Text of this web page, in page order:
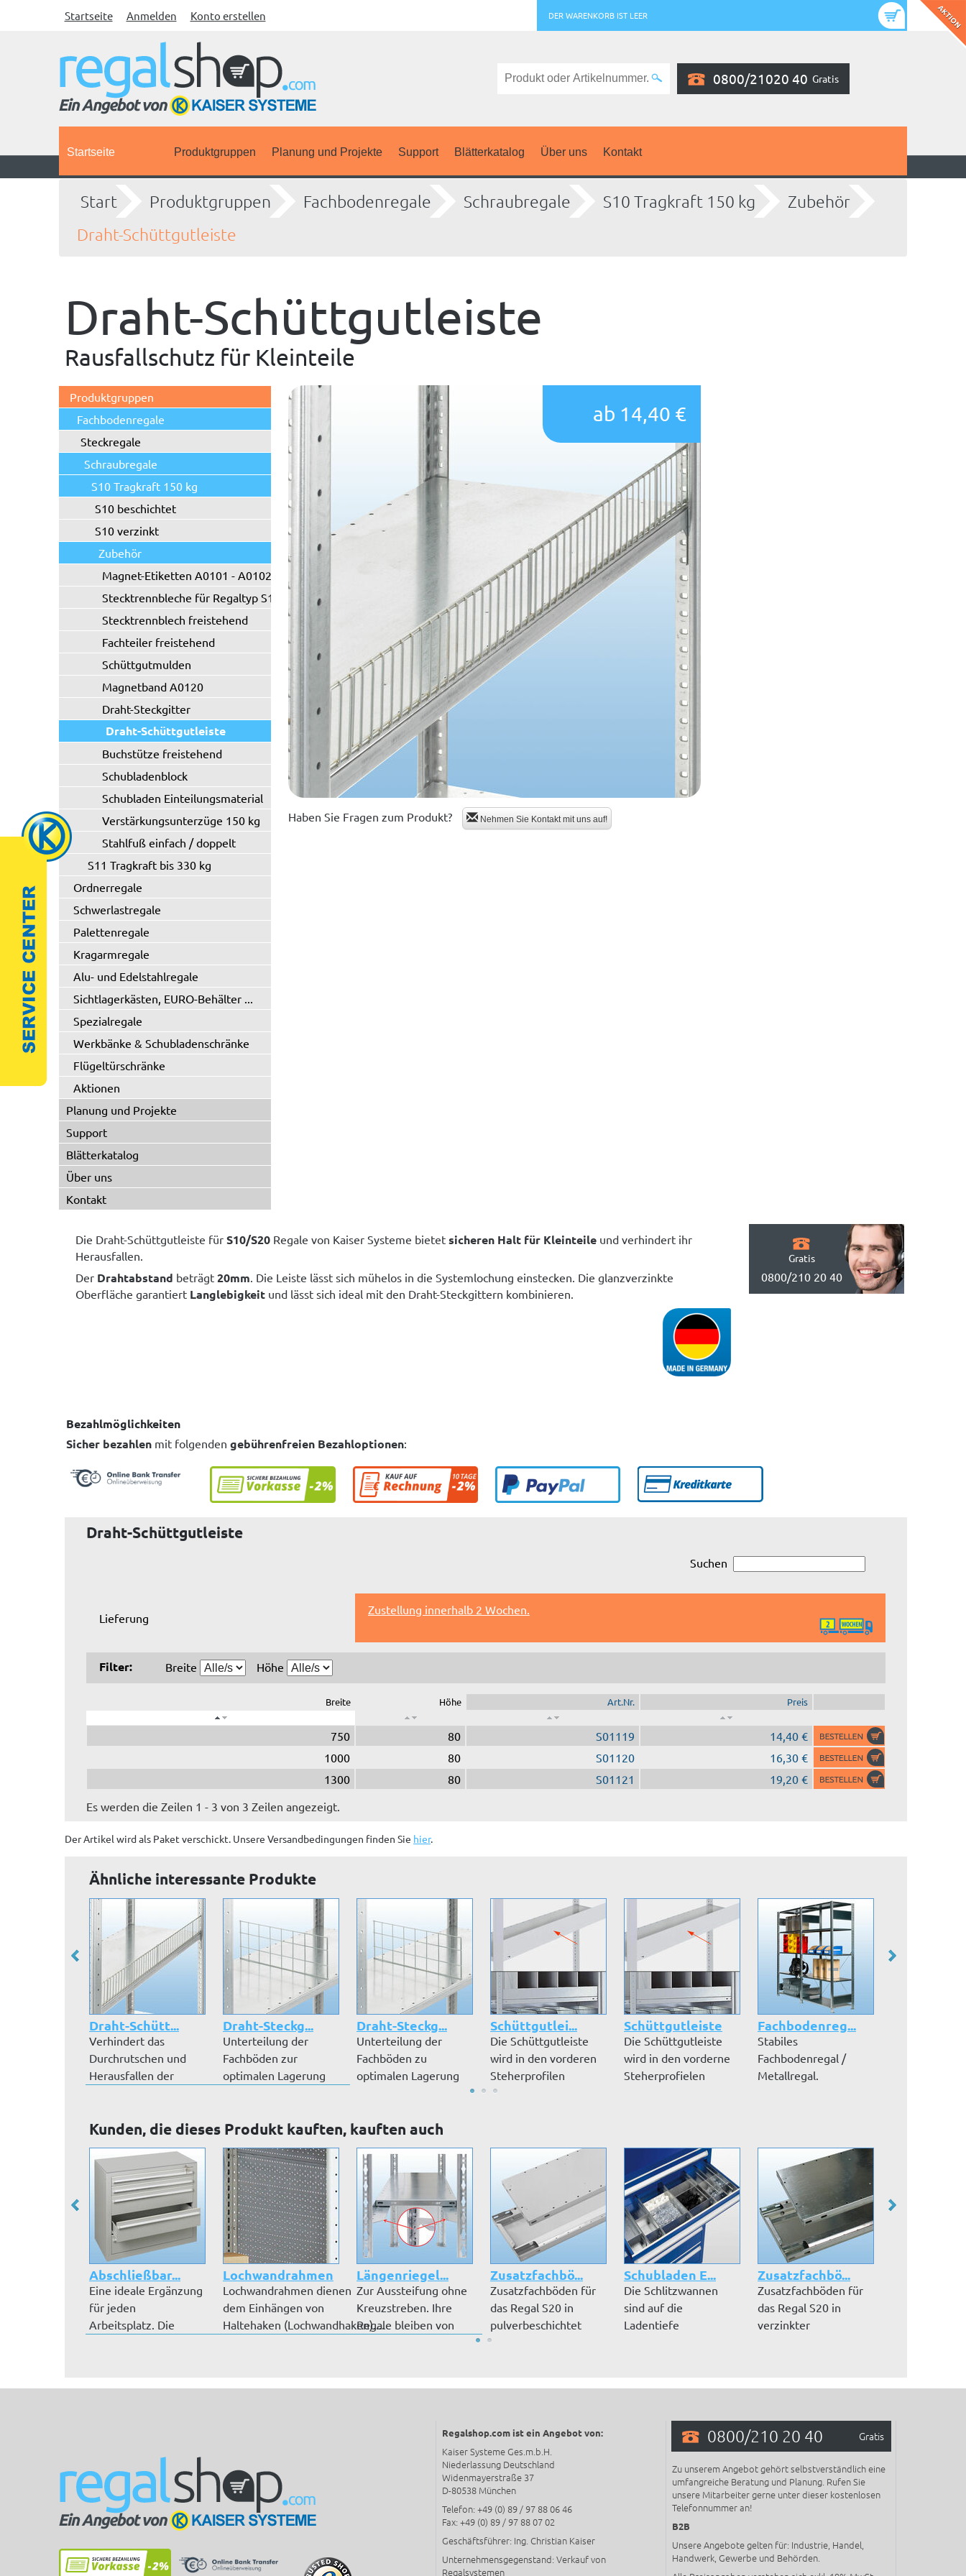
Startseite Anmelden Konto erstellen DER WARENKORB IST LEER
0800/21020 40 Gratis
Startseite Produktgruppen Planung und Projekte Support Blätterkatalog Über uns Kontakt
Start Produktgruppen Fachbodenregale Schraubregale S10 Tragkraft 150 kg
Zubehör
Draht-Schüttgutleiste
Draht-Schüttgutleiste
Rausfallschutz für Kleinteile
Produktgruppen
Fachbodenregale
Steckregale
Schraubregale
S10 Tragkraft 150 kg
S10 beschichtet
S10 verzinkt
Zubehör
Magnet-Etiketten A0101 - A0102
Stecktrennbleche für Regaltyp S10/S20
Stecktrennblech freistehend
Fachteiler freistehend
Schüttgutmulden
Magnetband A0120
Draht-Steckgitter
Draht-Schüttgutleiste
Buchstütze freistehend
Schubladenblock
Schubladen Einteilungsmaterial
Verstärkungsunterzüge 150 kg
Stahlfuß einfach / doppelt
S11 Tragkraft bis 330 kg
Ordnerregale
Schwerlastregale
Palettenregale
Kragarmregale
Alu- und Edelstahlregale
Sichtlagerkästen, EURO-Behälter ...
Spezialregale
Werkbänke & Schubladenschränke
Flügeltürschränke
Aktionen
Planung und Projekte
Support
Blätterkatalog
Über uns
Kontakt
ab 14,40 €
Haben Sie Fragen zum Produkt? Nehmen Sie Kontakt mit uns auf!
Die Draht-Schüttgutleiste für S10/S20 Regale von Kaiser Systeme bietet sicheren Halt für Kleinteile und verhindert ihr
Herausfallen.
Der Drahtabstand beträgt 20mm. Die Leiste lässt sich mühelos in die Systemlochung einstecken. Die glanzverzinkte
Oberfläche garantiert Langlebigkeit und lässt sich ideal mit den Draht-Steckgittern kombinieren.
Gratis
0800/210 20 40
Bezahlmöglichkeiten
Sicher bezahlen mit folgenden gebührenfreien Bezahloptionen:
Draht-Schüttgutleiste
Suchen
Lieferung
Zustellung innerhalb 2 Wochen.
Filter: Breite Höhe
Breite Höhe Art.Nr. Preis
750 80 S01119
14,40 €
1000
80 S01120
16,30 €
1300
80 S01121
19,20 €
Es werden die Zeilen 1 - 3 von 3 Zeilen angezeigt.
Der Artikel wirdals Paket verschickt. Unsere Versandbedingungen finden Sie hier.
Ähnliche interessante Produkte
Draht-Schütt...
Verhindert das
Durchrutschen und
Herausfallen der
Draht-Steckg...
Unterteilung der
Fachböden zur
optimalen Lagerung
Draht-Steckg...
Unterteilung der
Fachböden zu
optimalen Lagerung
Schüttgutlei...
Die Schüttgutleiste
wird in den vorderen
Steherprofilen
eingesteckt...
Schüttgutleiste
Die Schüttgutleiste
wird in den vorderne
Steherprofielen
Fachbodenreg...
Stabiles
Fachbodenregal /
Metallregal.
Kunden, die dieses Produkt kauften, kauften auch
Abschließbar...
Eine ideale Ergänzung
für jeden
Arbeitsplatz. Die
Lochwandrahmen
Lochwandrahmen dienen
dem Einhängen von
Haltehaken (Lochwandhaken)....
Längenriegel...
Zur Aussteifung ohne
Kreuzstreben. Ihre
Regale bleiben von
Zusatzfachbö...
Zusatzfachböden für
das Regal S20 in
pulverbeschichtet
RAL 7035 lic...
Schubladen E...
Die Schlitzwannen
sind auf die
Ladentiefe
Zusatzfachbö...
Zusatzfachböden für
das Regal S20 in
verzinkter
Regalshop.com ist ein Angebot von:
Kaiser Systeme Ges.m.b.H.
Niederlassung Deutschland
Widenmayerstraße 37
D-80538 München
Telefon: +49 (0) 89 / 97 88 06 46
Fax: +49 (0) 89 / 97 88 07 02
Geschäftsführer: Ing. Christian Kaiser
Unternehmensgegenstand: Verkauf von
Regalsystemen
0800/210 20 40 Gratis
Zu unserem Angebot gehört selbstverständlich eine
umfangreiche Beratung und Planung. Rufen Sie
unsere Mitarbeiter gerne unter dieser kostenlosen
Telefonnummer an!
B2B
Unsere Angebote gelten für: Industrie, Handel,
Handwerk, Gewerbe und Behörden.